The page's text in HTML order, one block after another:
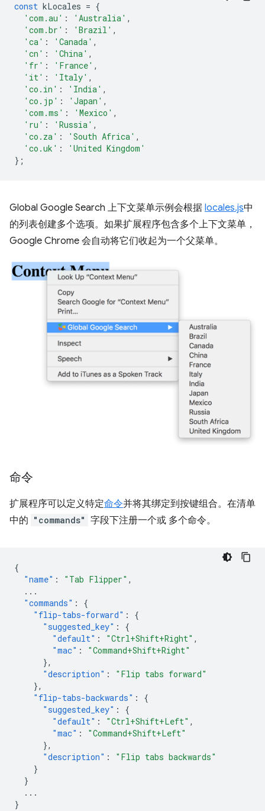
const kLocales = {
'com.au' : 'Australia' ,
'com.br' : 'Brazil' ,
'ca' : 'Canada' ,
'cn' : 'China' ,
'fr' : 'France' ,
'it' : 'Italy' ,
'co.in' : 'India' ,
'co.jp' : 'Japan' ,
'com.ms' : 'Mexico' ,
'ru' : 'Russia' ,
'co.za' : 'South Africa' ,
'co.uk' :
'United Kingdom'
};
Global Google Search 上下文菜单示例会根据 locales.js中
的列表创建多个选项。如果扩展程序包含多个上下文菜单，
Google Chrome 会自动将它们收起为一个父菜单。
命令
扩展程序可以定义特定命令并将其绑定到按键组合。在清单
中的 "commands" 字段下注册一个或 多个命令。
{
"name" : "Tab Flipper" ,
...
"commands" :
{
"flip-tabs-forward" :
{
"suggested_key" :
{
"default" : "Ctrl+Shift+Right" ,
"mac" :
"Command+Shift+Right"
},
"description" :
"Flip tabs forward"
},
"flip-tabs-backwards" :
{
"suggested_key" :
{
"default" : "Ctrl+Shift+Left" ,
"mac" :
"Command+Shift+Left"
},
"description" :
"Flip tabs backwards"
}
}
...
}